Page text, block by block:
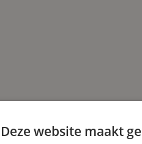
Deze website maakt